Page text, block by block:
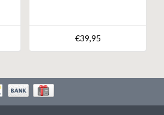
€39,95